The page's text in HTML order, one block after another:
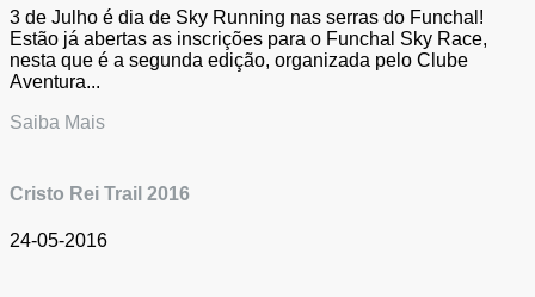
3 de Julho é dia de Sky Running nas serras do Funchal!
Estão já abertas as inscrições para o Funchal Sky Race,
nesta que é a segunda edição, organizada pelo Clube
Aventura...
Saiba Mais
Cristo Rei Trail 2016
24-05-2016